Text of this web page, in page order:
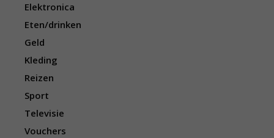
Elektronica
Eten/drinken
Geld
Kleding
Reizen
Sport
Televisie
Vouchers